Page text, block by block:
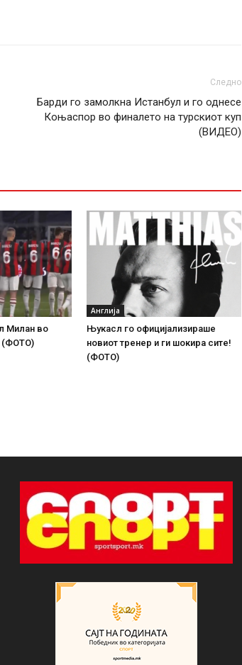
Следно
Барди го замолкна Истанбул и го однесе
Коњаспор во финалето на турскиот куп
(ВИДЕО)
Милан во
(ФОТО)
Англија
Њукасл го официјализираше
новиот тренер и ги шокира сите!
(ФОТО)